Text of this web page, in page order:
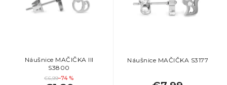
Náušnice MAČIČKA III
S3800
€6,99–74 %
Náušnice MAČIČKA S3177